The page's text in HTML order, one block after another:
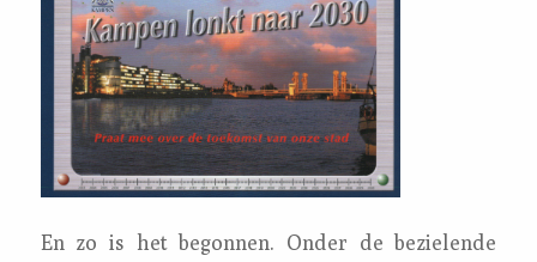
En zo is het begonnen. Onder de bezielende